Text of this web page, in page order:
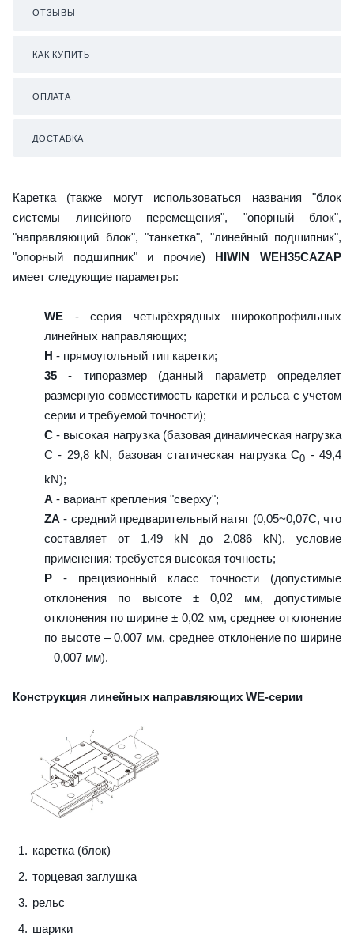
ОТЗЫВЫ
КАК КУПИТЬ
ОПЛАТА
ДОСТАВКА
Каретка (также могут использоваться названия "блок
системы линейного перемещения", "опорный блок",
"направляющий блок", "танкетка", "линейный подшипник",
"опорный подшипник" и прочие) HIWIN WEH35CAZAP
имеет следующие параметры:
WE - серия четырёхрядных широкопрофильных
линейных направляющих;
H - прямоугольный тип каретки;
35 - типоразмер (данный параметр определяет
размерную совместимость каретки и рельса с учетом
серии и требуемой точности);
C - высокая нагрузка (базовая динамическая нагрузка
C - 29,8 kN, базовая статическая нагрузка С0 - 49,4
kN);
A - вариант крепления "сверху";
ZA - средний предварительный натяг (0,05~0,07C, что
составляет от 1,49 kN до 2,086 kN), условие
применения: требуется высокая точность;
P - прецизионный класс точности (допустимые
отклонения по высоте ± 0,02 мм, допустимые
отклонения по ширине ± 0,02 мм, среднее отклонение
по высоте – 0,007 мм, среднее отклонение по ширине
– 0,007 мм).
Конструкция линейных направляющих WE-серии
каретка (блок)
торцевая заглушка
рельс
шарики